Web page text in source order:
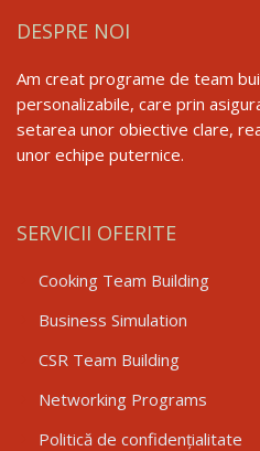
DESPRE NOI
Am creat programe de team
personalizabile, care prin
setarea unor obiective clare,
unor echipe puternice.
SERVICII OFERITE
Cooking Team Building
Business Simulation
CSR Team Building
Networking Programs
Politică de confidențialitate